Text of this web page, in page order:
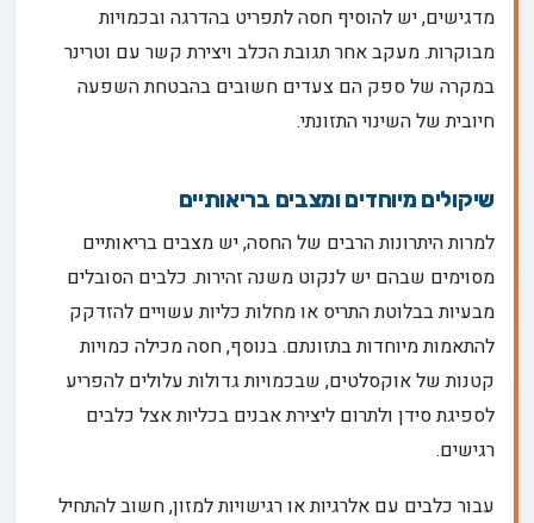
מדגישים, יש להוסיף חסה לתפריט בהדרגה ובכמויות
מבוקרות. מעקב אחר תגובת הכלב ויצירת קשר עם וטרינר
במקרה של ספק הם צעדים חשובים בהבטחת השפעה
חיובית של השינוי התזונתי.
שיקולים מיוחדים ומצבים בריאותיים
למרות היתרונות הרבים של החסה, יש מצבים בריאותיים
מסוימים שבהם יש לנקוט משנה זהירות. כלבים הסובלים
מבעיות בבלוטת התריס או מחלות כליות עשויים להזדקק
להתאמות מיוחדות בתזונתם. בנוסף, חסה מכילה כמויות
קטנות של אוקסלטים, שבכמויות גדולות עלולים להפריע
לספיגת סידן ולתרום ליצירת אבנים בכליות אצל כלבים
רגישים.
עבור כלבים עם אלרגיות או רגישויות למזון, חשוב להתחיל